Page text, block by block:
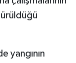
yangının